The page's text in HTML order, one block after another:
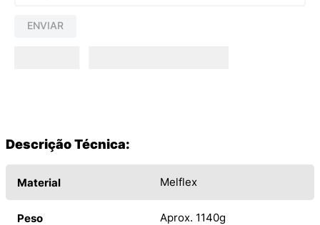
ENVIAR
Descrição Técnica:
Material Melflex
Peso Aprox. 1140g